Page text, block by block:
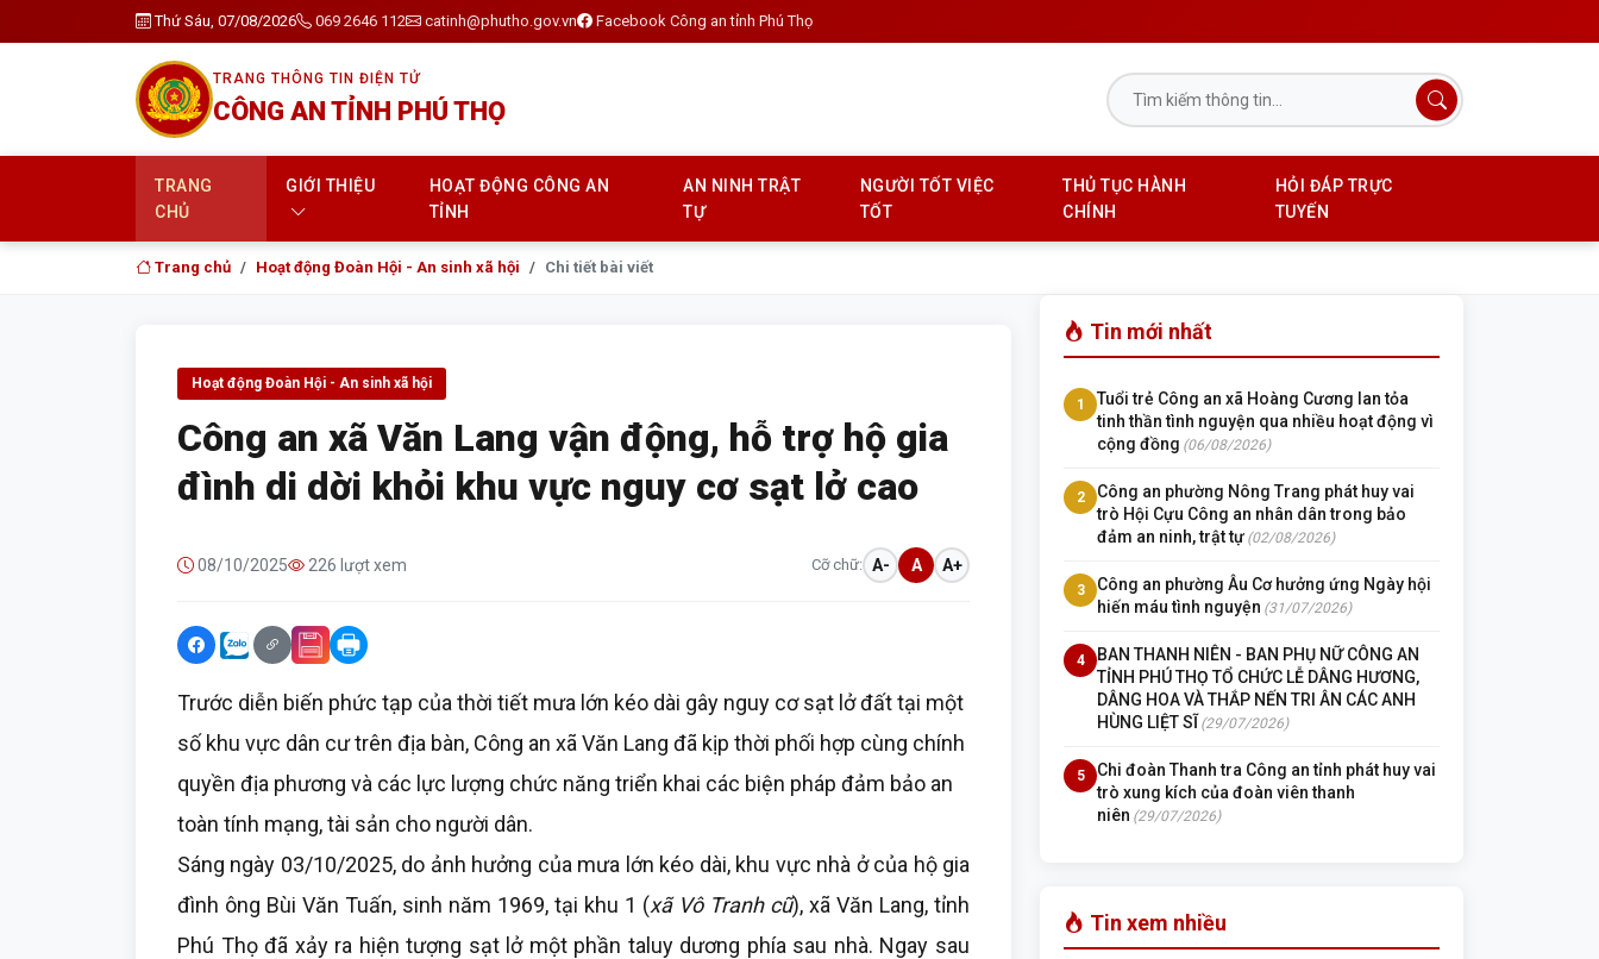
Thứ Sáu, 07/08/2026 069 2646 112 catinh@phutho.gov.vn Facebook Công an tỉnh Phú Thọ
TRANG THÔNG TIN ĐIỆN TỬ
CÔNG AN TỈNH PHÚ THỌ
TRANG
CHỦ
GIỚI THIỆU
HOẠT ĐỘNG CÔNG AN
TỈNH
AN NINH TRẬT
TỰ
NGƯỜI TỐT VIỆC
TỐT
THỦ TỤC HÀNH
CHÍNH
HỎI ĐÁP TRỰC
TUYẾN
Trang chủ Hoạt động Đoàn Hội - An sinh xã hội Chi tiết bài viết
Hoạt động Đoàn Hội - An sinh xã hội
Công an xã Văn Lang vận động, hỗ trợ hộ gia
đình di dời khỏi khu vực nguy cơ sạt lở cao
08/10/2025 226 lượt xem Cỡ chữ: A- A A+
Trước diễn biến phức tạp của thời tiết mưa lớn kéo dài gây nguy cơ sạt lở đất tại một
số khu vực dân cư trên địa bàn, Công an xã Văn Lang đã kịp thời phối hợp cùng chính
quyền địa phương và các lực lượng chức năng triển khai các biện pháp đảm bảo an
toàn tính mạng, tài sản cho người dân.
Sáng ngày 03/10/2025, do ảnh hưởng của mưa lớn kéo dài, khu vực nhà ở của hộ gia
đình ông Bùi Văn Tuấn, sinh năm 1969, tại khu 1 (xã Vô Tranh cũ), xã Văn Lang, tỉnh
Phú Thọ đã xảy ra hiện tượng sạt lở một phần taluy dương phía sau nhà. Ngay sau
Tin mới nhất
1
Tuổi trẻ Công an xã Hoàng Cương lan tỏa
tinh thần tình nguyện qua nhiều hoạt động vì
cộng đồng (06/08/2026)
2
Công an phường Nông Trang phát huy vai
trò Hội Cựu Công an nhân dân trong bảo
đảm an ninh, trật tự (02/08/2026)
3
Công an phường Âu Cơ hưởng ứng Ngày hội
hiến máu tình nguyện (31/07/2026)
4
BAN THANH NIÊN - BAN PHỤ NỮ CÔNG AN
TỈNH PHÚ THỌ TỔ CHỨC LỄ DÂNG HƯƠNG,
DÂNG HOA VÀ THẮP NẾN TRI ÂN CÁC ANH
HÙNG LIỆT SĨ (29/07/2026)
5
Chi đoàn Thanh tra Công an tỉnh phát huy vai
trò xung kích của đoàn viên thanh
niên (29/07/2026)
Tin xem nhiều